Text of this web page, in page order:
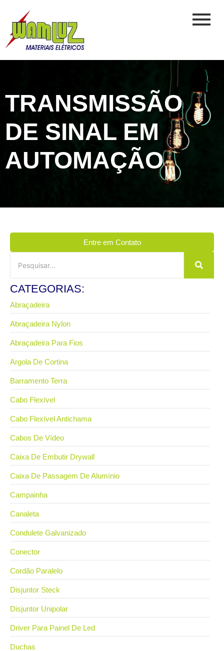
TRANSMISSÃO
DE SINAL EM
AUTOMAÇÃO
Entre em Contato
CATEGORIAS:
Abraçadeira
Abraçadeira Nylon
Abraçadeira Para Fios
Argola De Cortina
Barramento Terra
Cabo Flexível
Cabo Flexível Antichama
Cabos De Vídeo
Caixa De Embutir Drywall
Caixa De Passagem De Alumínio
Campainha
Canaleta
Condulete Galvanizado
Conector
Cordão Paralelo
Disjuntor Steck
Disjuntor Unipolar
Driver Para Painel De Led
Duchas